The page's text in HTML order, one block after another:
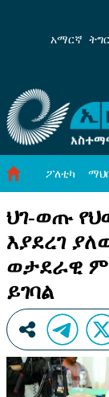
ህገ-ወጡ
አማርኛ
ፖለቲካ
ህገ-ወጡ
እያደረገ
ወታደራዊ
ይገባል